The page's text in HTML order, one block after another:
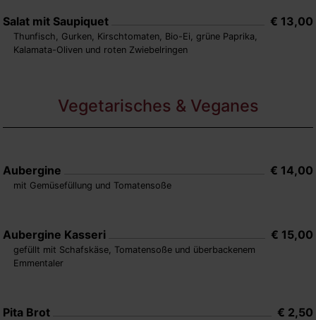
Salat mit Saupiquet € 13,00
Thunfisch, Gurken, Kirschtomaten, Bio-Ei, grüne Paprika,
Kalamata-Oliven und roten Zwiebelringen
Vegetarisches & Veganes
Aubergine € 14,00
mit Gemüsefüllung und Tomatensoße
Aubergine Kasseri € 15,00
gefüllt mit Schafskäse, Tomatensoße und überbackenem
Emmentaler
Pita Brot € 2,50